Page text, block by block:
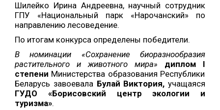
Шилейко Ирина Андреевна, научный сотрудник
ГПУ «Национальный парк «Нарочанский» по
направлению лесоведение.
По итогам конкурса определены победители.
В номинации «Сохранение биоразнообразия
растительного и животного мира»
диплом I
степени Министерства образования Республики
Беларусь завоевала Булай Виктория, учащаяся
ГУДО «Борисовский центр экологии и
туризма».